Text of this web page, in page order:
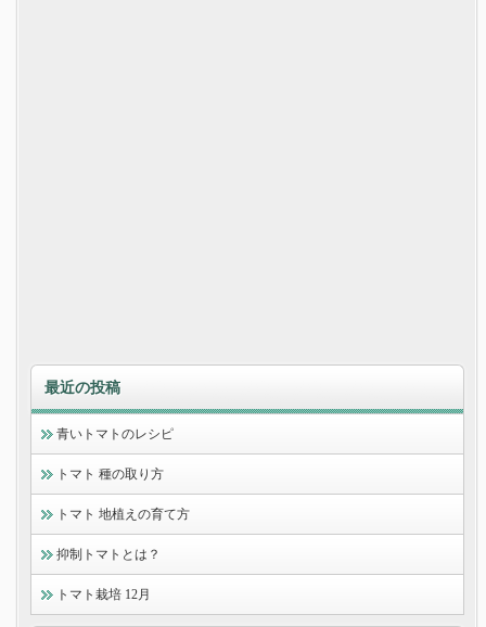
最近の投稿
青いトマトのレシピ
トマト 種の取り方
トマト 地植えの育て方
抑制トマトとは？
トマト栽培 12月